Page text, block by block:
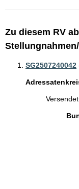
Zu diesem RV
SG2507240042